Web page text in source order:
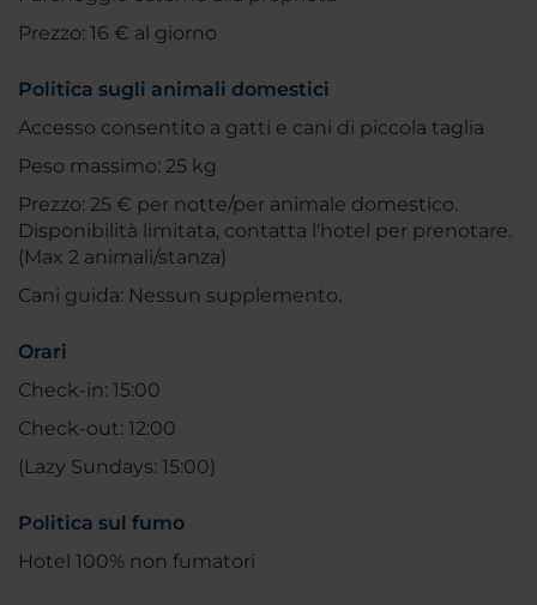
Prezzo: 16 € al giorno
Politica sugli animali domestici
Accesso consentito a gatti e cani di piccola taglia
Peso massimo: 25 kg
Prezzo: 25 € per notte/per animale domestico.
Disponibilità limitata, contatta l'hotel per prenotare.
(Max 2 animali/stanza)
Cani guida: Nessun supplemento.
Orari
Check-in: 15:00
Check-out: 12:00
(Lazy Sundays: 15:00)
Politica sul fumo
Hotel 100% non fumatori